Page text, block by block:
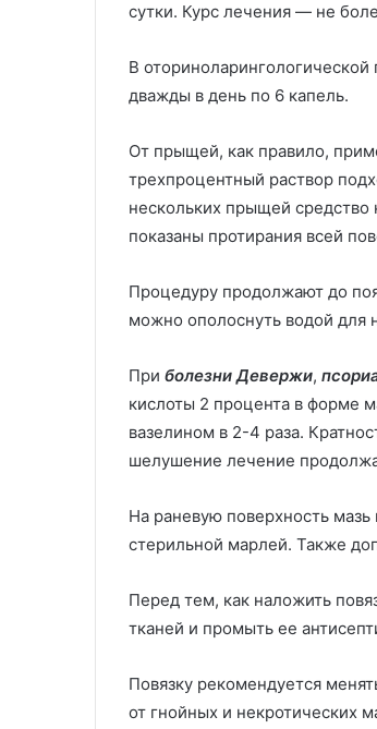
сутки. Курс лечения — не
В оториноларингологической
дважды в день по 6 капель.
От прыщей, как правило,
трехпроцентный раствор
нескольких прыщей
показаны протирания всей
Процедуру продолжают до
можно ополоснуть водой для
При болезни Девержи,
кислоты 2 процента в форме
вазелином в 2-4 раза.
шелушение лечение
На раневую поверхность
стерильной марлей. Также
Перед тем, как наложить
тканей и промыть ее
Повязку рекомендуется
от гнойных и некротических